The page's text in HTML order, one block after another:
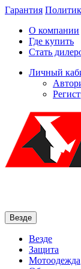
Гарантия
О компании
Где купить
Стать
Личный
Везде
Везде
Защита
Мотоодежда